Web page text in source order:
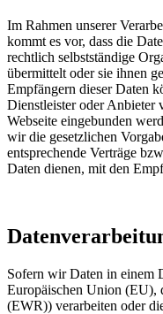
Im Rahmen unserer
kommt es vor, dass die
rechtlich selbstständige
übermittelt oder sie ihnen
Empfängern dieser Daten
Dienstleister oder Anbieter
Webseite eingebunden
wir die gesetzlichen
entsprechende Verträge
Daten dienen, mit den
Sofern wir Daten in einem
Europäischen Union (EU),
(EWR)) verarbeiten oder